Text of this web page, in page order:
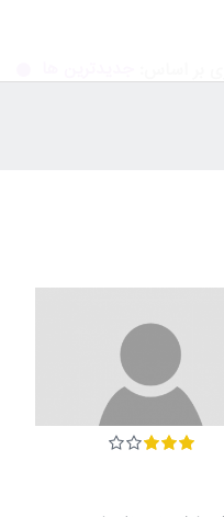
نظر برایتان مفید بود ؟